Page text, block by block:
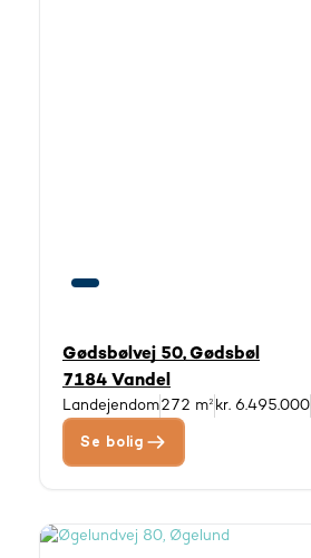
Gødsbølvej 50, Gødsbøl
7184 Vandel
Landejendom272 m² kr. 6.495.000
Se bolig